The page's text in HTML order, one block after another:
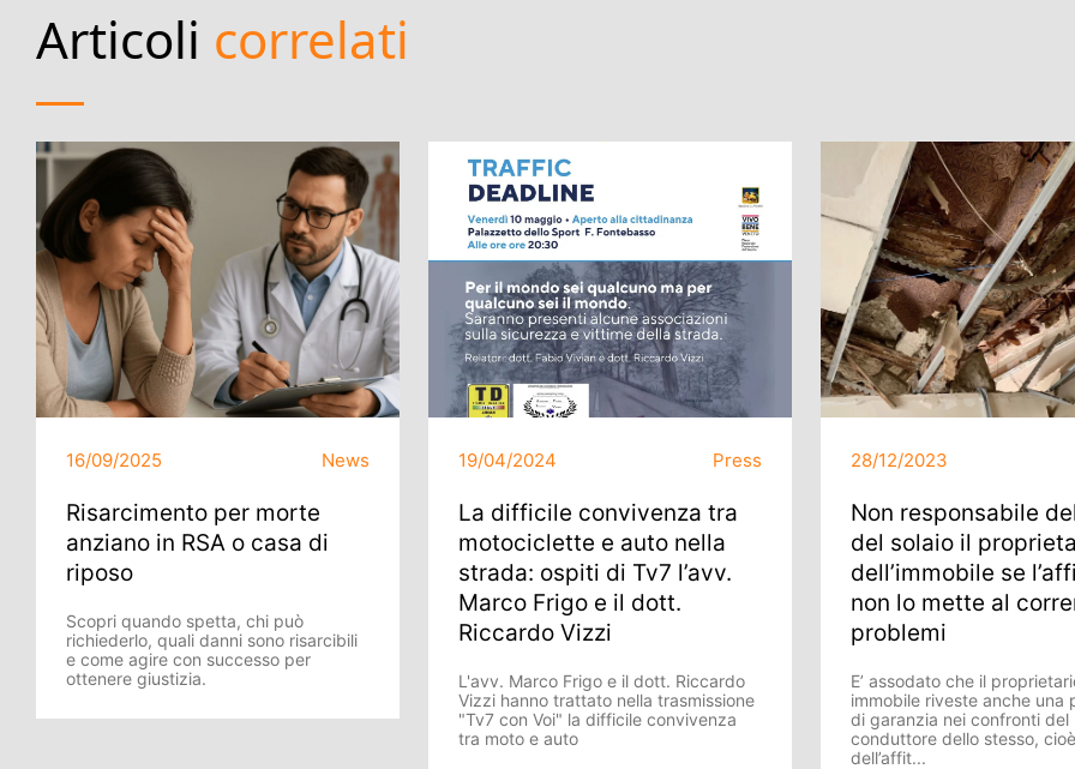
Articoli correlati
16/09/2025 News
Risarcimento per morte
anziano in RSA o casa di
riposo
Scopri quando spetta, chi può
richiederlo, quali danni sono risarcibili
e come agire con successo per
ottenere giustizia.
19/04/2024 Press
La difficile convivenza tra
motociclette e auto nella
strada: ospiti di Tv7 l’avv.
Marco Frigo e il dott.
Riccardo Vizzi
L'avv. Marco Frigo e il dott. Riccardo
Vizzi hanno trattato nella trasmissione
"Tv7 con Voi" la difficile convivenza
tra moto e auto
28/12/2023
Non responsabile
del solaio il
dell’immobile se
non lo mette al
problemi
E’ assodato che il
immobile riveste anche una
di garanzia nei confronti del
conduttore dello stesso, cioè
dell’affit...